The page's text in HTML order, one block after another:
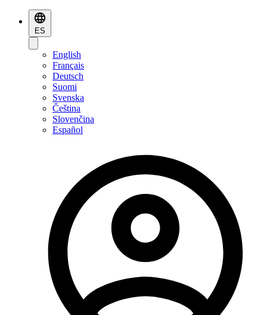
ES
English
Français
Deutsch
Suomi
Svenska
Čeština
Slovenčina
Español